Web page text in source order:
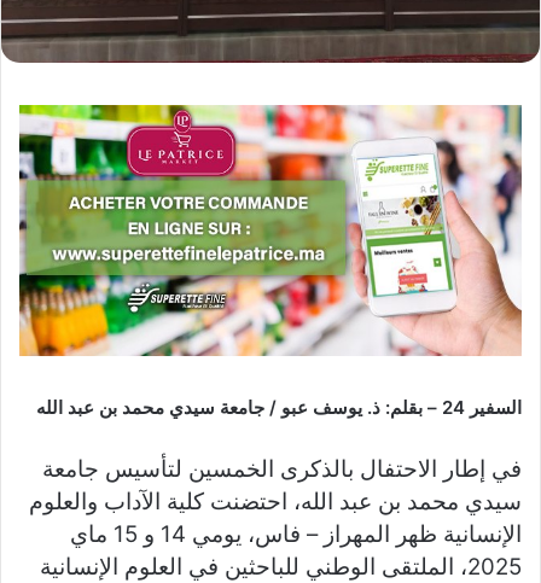
السفير 24 – بقلم: ذ. يوسف عبو / جامعة سيدي محمد بن عبد الله
في إطار الاحتفال بالذكرى الخمسين لتأسيس جامعة
سيدي محمد بن عبد الله، احتضنت كلية الآداب والعلوم
الإنسانية ظهر المهراز – فاس، يومي 14 و 15 ماي
2025، الملتقى الوطني للباحثين في العلوم الإنسانية